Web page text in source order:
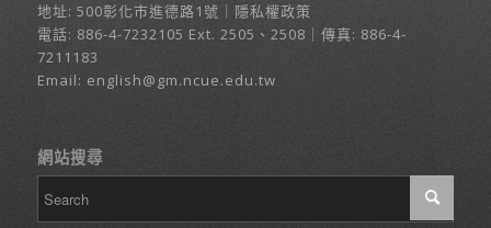
地址: 500彰化市進德路1號 ｜ 隱私權政策
電話: 886-4-7232105 Ext. 2505、2508｜傳真: 886-4-
7211183
Email: english@gm.ncue.edu.tw
網站搜尋